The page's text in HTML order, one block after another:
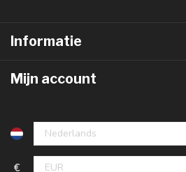
Informatie
Mijn account
€